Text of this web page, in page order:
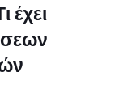
έχει